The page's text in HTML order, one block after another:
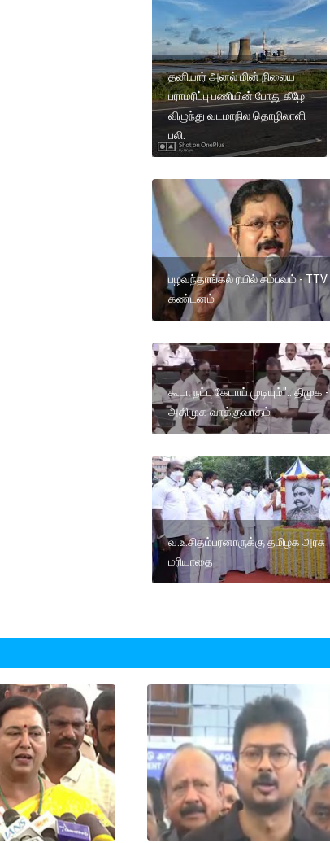
தனியார் அனல் மின் நிலைய
பராமரிப்பு பணியின் போது கீழே
விழுந்து வடமாநில தொழிலாளி
பலி.
பழவந்தாங்கல் ரயில் சம்பவம் - TTV
கண்டனம்
கூடா நட்பு கேடாய் முடியும்".. திமுக -
அதிமுக வாக்குவாதம்
வ.உ.சிதம்பரனாருக்கு தமிழக அரசு
மரியாதை